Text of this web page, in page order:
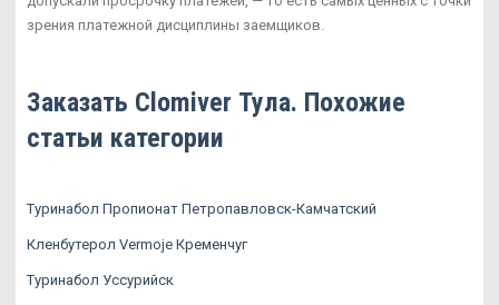
зрения платежной дисциплины заемщиков.
Заказать Clomiver Тула. Похожие
статьи категории
Туринабол Пропионат Петропавловск-Камчатский
Кленбутерол Vermoje Кременчуг
Туринабол Уссурийск